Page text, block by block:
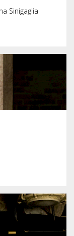
Sinigaglia